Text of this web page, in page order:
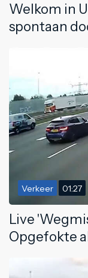
Welkom in
spontaan
Verkeer 01:27
Live
Opgefokte